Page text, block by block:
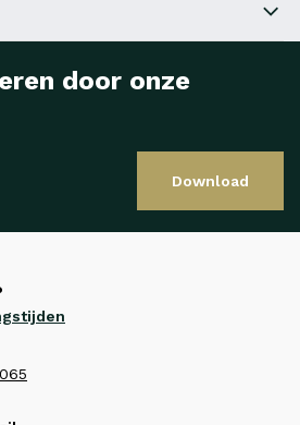
door onze
Download